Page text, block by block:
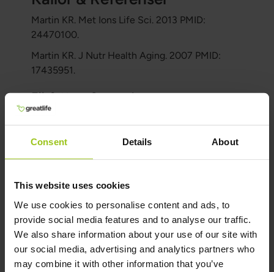
Consent Details About
This website uses cookies
We use cookies to personalise content and ads, to
provide social media features and to analyse our traffic.
We also share information about your use of our site with
our social media, advertising and analytics partners who
may combine it with other information that you’ve
Martin KR. Met Ions Life Sci. 2013 PMID:
24470100.
Martin KR. J Nutr Health Aging. 2007 PMID:
17435951.
Författare & granskare
Författare:
Greatlife.se ,
Teresa Husén, Funktionsmedicinsk
Näringsterapeut
Senast uppdaterad:
02 Mars 2026